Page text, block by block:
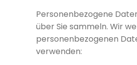
Personenbezogene
über Sie sammeln. Wir
personenbezogenen
verwenden: